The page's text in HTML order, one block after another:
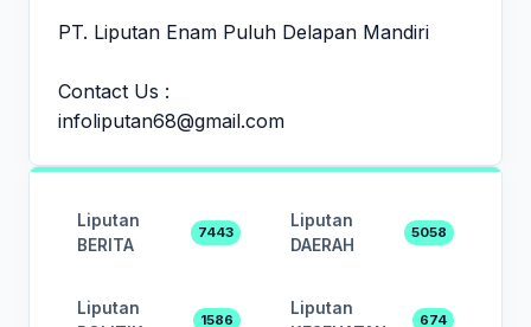
PT. Liputan Enam Puluh Delapan Mandiri
Contact Us :
infoliputan68@gmail.com
Liputan
BERITA
7443
Liputan
DAERAH
5058
Liputan
1586
Liputan
674